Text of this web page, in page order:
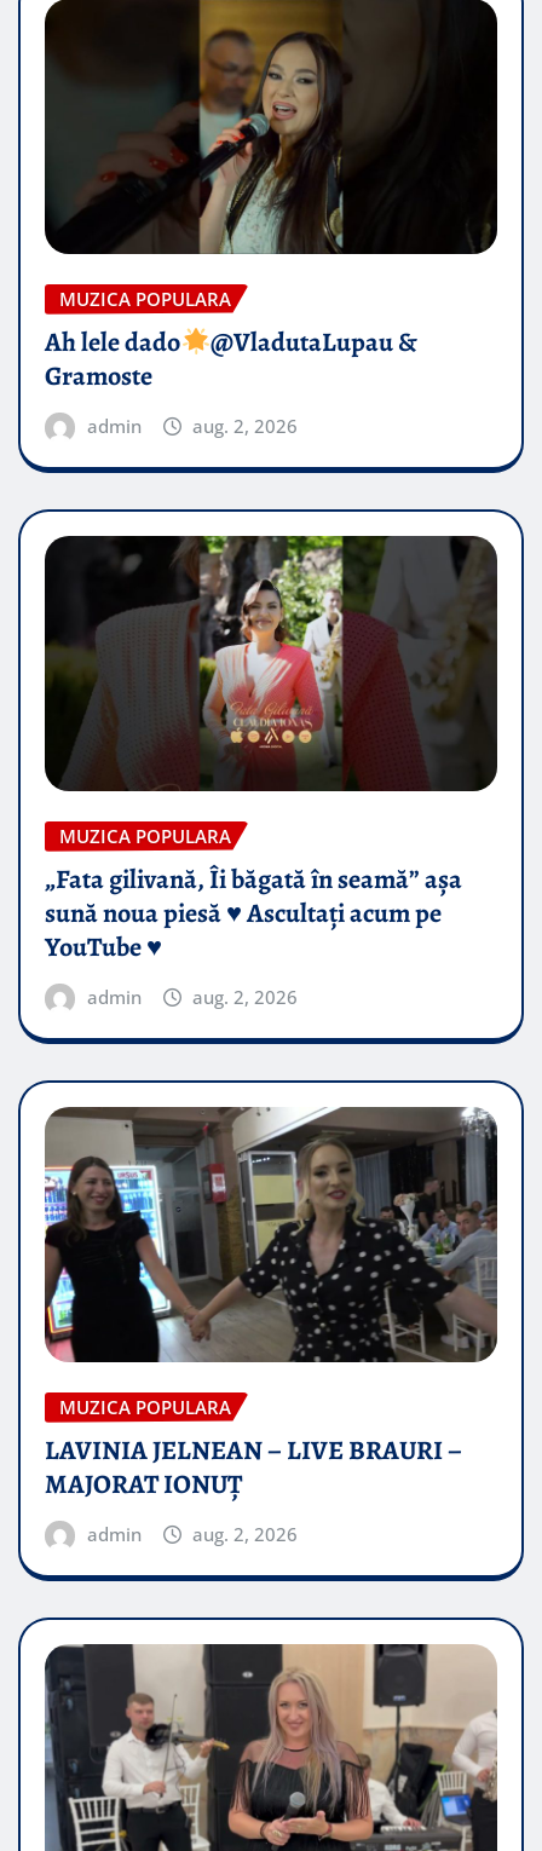
MUZICA POPULARA
Ah lele dado​
@VladutaLupau &
Gramoste
admin aug. 2, 2026
MUZICA POPULARA
„Fata gilivană, Îi băgată în seamă” așa
sună noua piesă ♥️ Ascultați acum pe
YouTube ♥️
admin aug. 2, 2026
MUZICA POPULARA
LAVINIA JELNEAN – LIVE BRAURI –
MAJORAT IONUŢ
admin aug. 2, 2026